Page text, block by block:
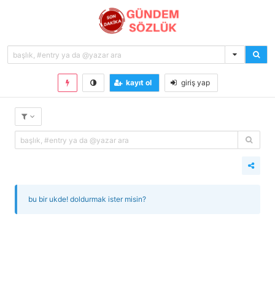
kayıt ol giriş yap
bu bir ukde! doldurmak ister misin?